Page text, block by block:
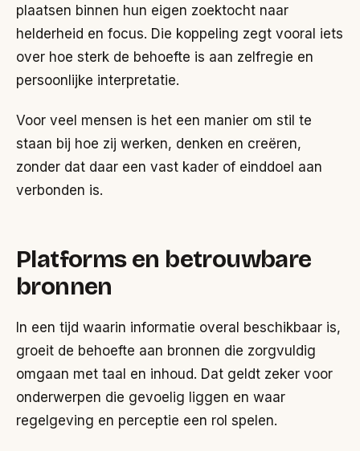
plaatsen binnen hun eigen zoektocht naar
helderheid en focus. Die koppeling zegt vooral iets
over hoe sterk de behoefte is aan zelfregie en
persoonlijke interpretatie.
Voor veel mensen is het een manier om stil te
staan bij hoe zij werken, denken en creëren,
zonder dat daar een vast kader of einddoel aan
verbonden is.
Platforms en betrouwbare
bronnen
In een tijd waarin informatie overal beschikbaar is,
groeit de behoefte aan bronnen die zorgvuldig
omgaan met taal en inhoud. Dat geldt zeker voor
onderwerpen die gevoelig liggen en waar
regelgeving en perceptie een rol spelen.